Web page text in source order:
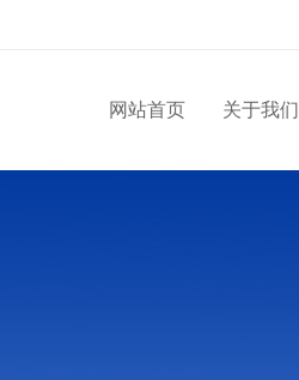
网站首页 关于我们